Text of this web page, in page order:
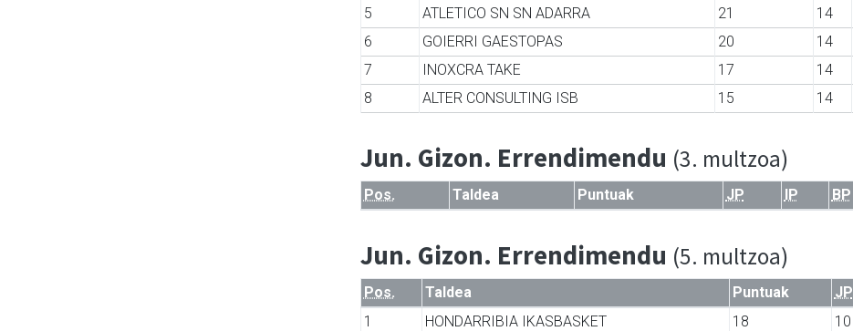
5
ATLETICO SN SN ADARRA 21 14
6
GOIERRI GAESTOPAS 20 14
7
INOXCRA TAKE 17 14
8
ALTER CONSULTING ISB 15 14
Jun. Gizon. Errendimendu (3. multzoa)
Pos. Taldea Puntuak JP IP BP
Jun. Gizon. Errendimendu (5. multzoa)
Pos. Taldea Puntuak JP
1
HONDARRIBIA IKASBASKET 18 10